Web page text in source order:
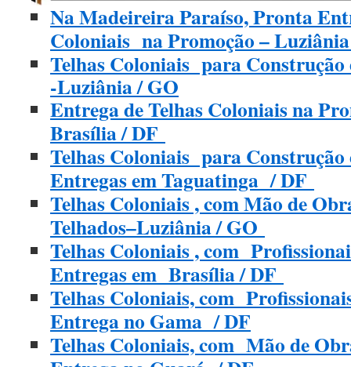
Na Madeireira Paraíso, Pronta
Coloniais na Promoção –
Telhas Coloniais para Construção
-Luziânia / GO
Entrega de Telhas Coloniais na
Brasília / DF
Telhas Coloniais para Construção
Entregas em Taguatinga / DF
Telhas Coloniais , com Mão de
Telhados–Luziânia / GO
Telhas Coloniais , com
Entregas em Brasília / DF
Telhas Coloniais, com
Entrega no Gama / DF
Telhas Coloniais, com Mão de